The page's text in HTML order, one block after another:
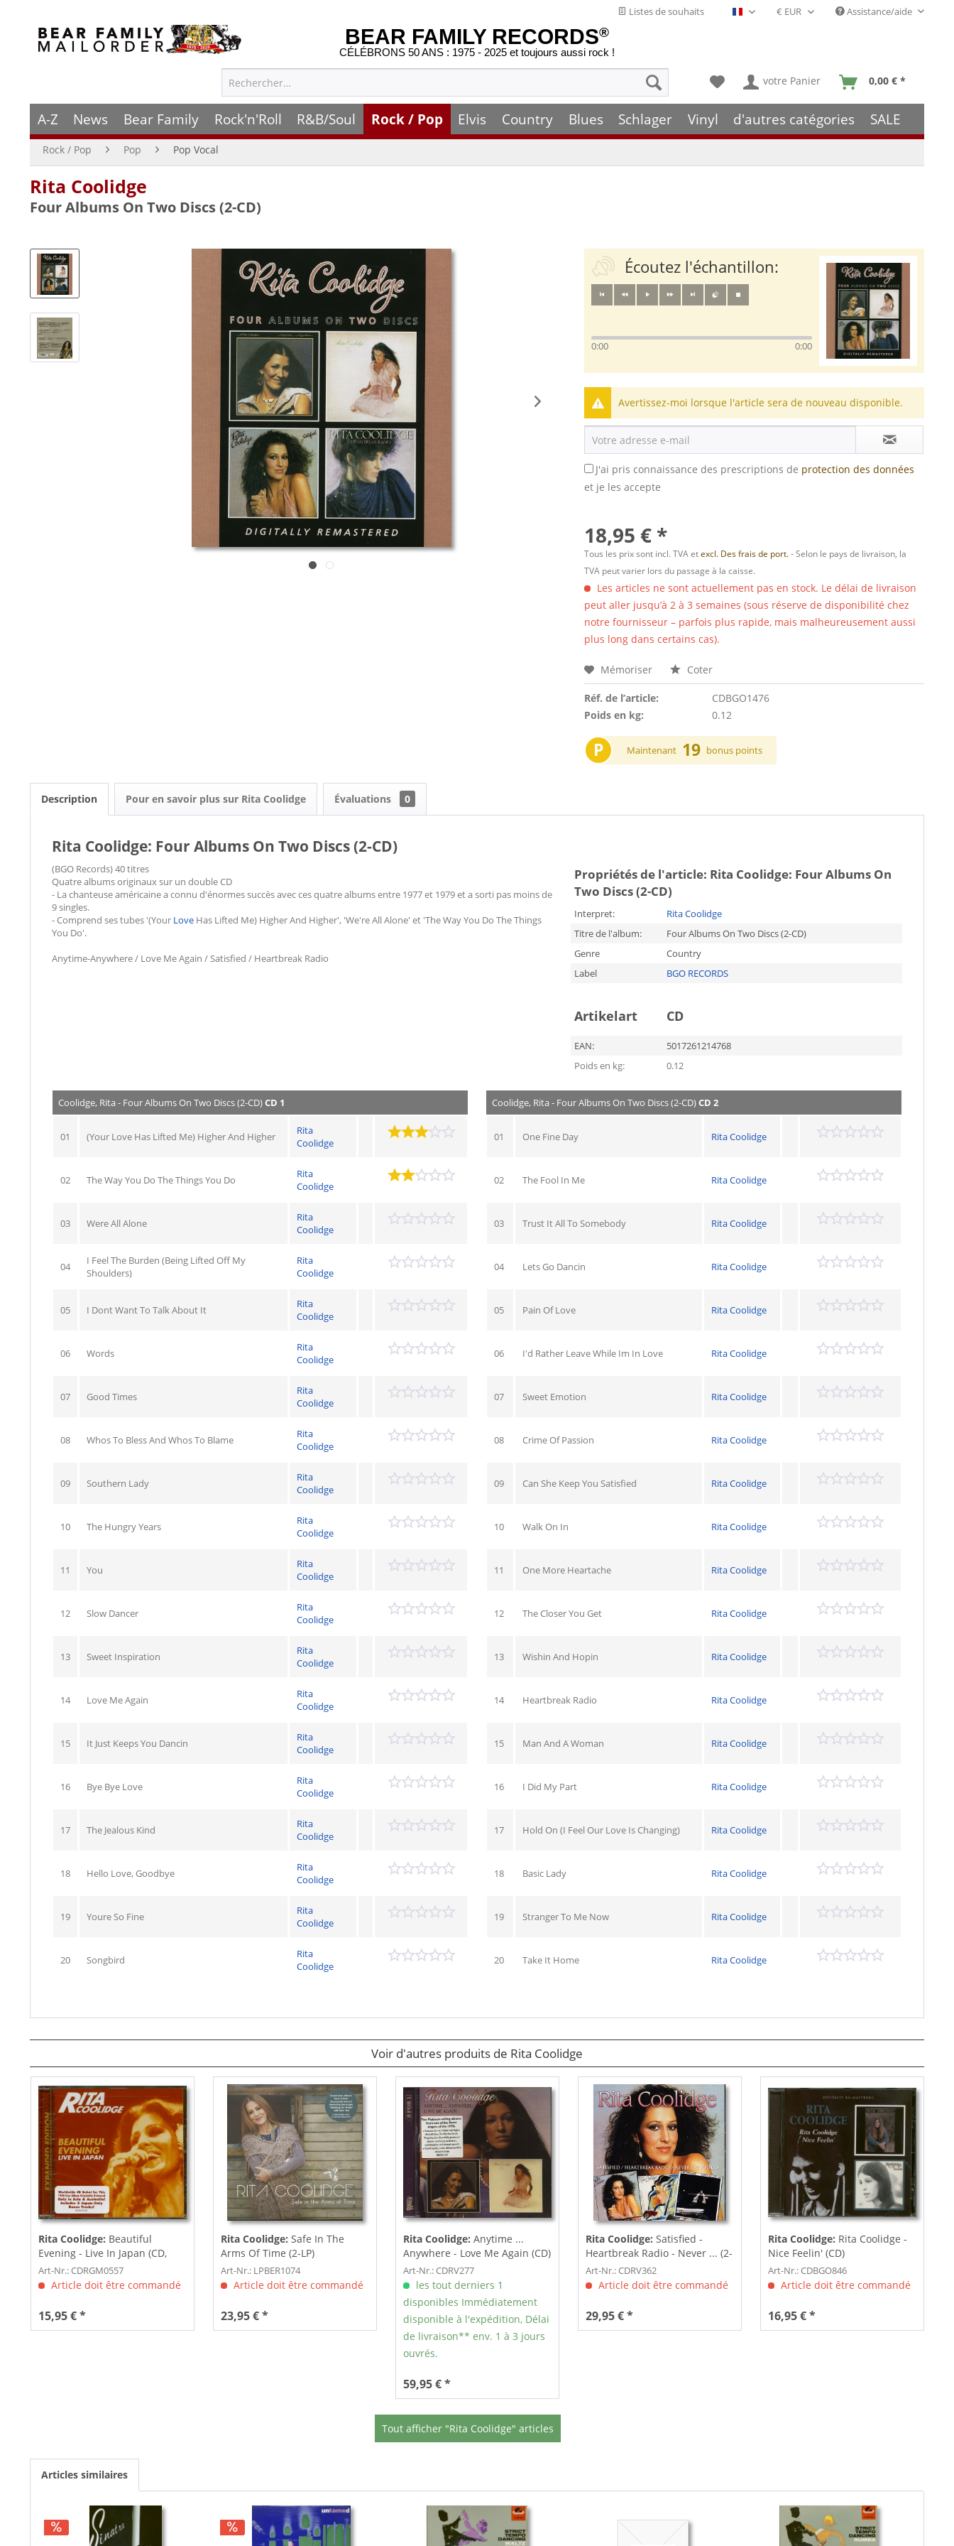
Listes de souhaits Français- FR Assistance/aide
BEAR FAMILY RECORDS®
CÉLÉBRONS 50 ANS : 1975 - 2025 et toujours aussi rock !
votre Panier 0,00 € *
A-Z News Bear Family Rock'n'Roll R&B/Soul Rock / Pop Elvis Country Blues Schlager Vinyl d'autres catégories SALE
Rock / Pop Pop Pop Vocal
Rita Coolidge
Four Albums On Two Discs (2-CD)
Écoutez l'échantillon:
0:00 0:00
Avertissez-moi lorsque l'article sera de nouveau disponible.
J'ai pris connaissance des prescriptions de protection des données
et je les accepte
18,95 € *
Tous les prix sont incl. TVA etexcl. Des frais de port.- Selon le pays de livraison, la
TVA peut varier lors du passage à la caisse.
Les articles ne sont actuellement pas en stock. Le délai de livraison
peut aller jusqu’à 2 à 3 semaines (sous réserve de disponibilité chez
notre fournisseur – parfois plus rapide, mais malheureusement aussi
plus long dans certains cas).
Mémoriser Coter
Réf. de l’article:
CDBGO1476
Poids en kg:
0.12
P Maintenant 19 bonus points
Description Pour en savoir plus sur Rita Coolidge Évaluations 0
Rita Coolidge: Four Albums On Two Discs (2-CD)
(BGO Records) 40 titres
Quatre albums originaux sur un double CD
- La chanteuse américaine a connu d'énormes succès avec ces quatre albums entre 1977 et 1979 et a sorti pas moins de
9 singles.
- Comprend ses tubes '(Your Love Has Lifted Me) Higher And Higher', 'We're All Alone' et 'The Way You Do The Things
You Do'.
Anytime-Anywhere / Love Me Again / Satisfied / Heartbreak Radio
Propriétés de l'article: Rita Coolidge: Four Albums On
Two Discs (2-CD)
Interpret:
Rita Coolidge
Titre de l'album:
Four Albums On Two Discs (2-CD)
Genre
Country
Label
BGO RECORDS
Artikelart CD
EAN:
5017261214768
Poids en kg:
0.12
Coolidge, Rita - Four Albums On Two Discs (2-CD)CD 1
01 (Your Love Has Lifted Me) Higher And Higher
Rita
Coolidge
02 The Way You Do The Things You Do
Rita
Coolidge
03 Were All Alone
Rita
Coolidge
04
I Feel The Burden (Being Lifted Off My
Shoulders)
Rita
Coolidge
05 I Dont Want To Talk About It
Rita
Coolidge
06 Words
Rita
Coolidge
07 Good Times
Rita
Coolidge
08 Whos To Bless And Whos To Blame
Rita
Coolidge
09 Southern Lady
Rita
Coolidge
10 The Hungry Years
Rita
Coolidge
11 You
Rita
Coolidge
12 Slow Dancer
Rita
Coolidge
13 Sweet Inspiration
Rita
Coolidge
14 Love Me Again
Rita
Coolidge
15 It Just Keeps You Dancin
Rita
Coolidge
16 Bye Bye Love
Rita
Coolidge
17 The Jealous Kind
Rita
Coolidge
18 Hello Love, Goodbye
Rita
Coolidge
19 Youre So Fine
Rita
Coolidge
20 Songbird
Rita
Coolidge
Coolidge, Rita - Four Albums On Two Discs (2-CD)CD 2
01 One Fine Day Rita Coolidge
02 The Fool In Me Rita Coolidge
03 Trust It All To Somebody Rita Coolidge
04 Lets Go Dancin Rita Coolidge
05 Pain Of Love Rita Coolidge
06 I'd Rather Leave While Im In Love Rita Coolidge
07 Sweet Emotion Rita Coolidge
08 Crime Of Passion Rita Coolidge
09 Can She Keep You Satisfied Rita Coolidge
10 Walk On In Rita Coolidge
11 One More Heartache Rita Coolidge
12 The Closer You Get Rita Coolidge
13 Wishin And Hopin Rita Coolidge
14 Heartbreak Radio Rita Coolidge
15 Man And A Woman Rita Coolidge
16 I Did My Part Rita Coolidge
17 Hold On (I Feel Our Love Is Changing) Rita Coolidge
18 Basic Lady Rita Coolidge
19 Stranger To Me Now Rita Coolidge
20 Take It Home Rita Coolidge
Voir d'autres produits de Rita Coolidge
Rita Coolidge: Beautiful
Evening - Live In Japan (CD,
Expanded...
Art-Nr.: CDRGM0557
Article doit être commandé
15,95 € *
Rita Coolidge: Safe In The
Arms Of Time (2-LP)
Art-Nr.: LPBER1074
Article doit être commandé
23,95 € *
Rita Coolidge: Anytime ...
Anywhere - Love Me Again (CD)
Art-Nr.: CDRV277
les tout derniers 1
disponibles Immédiatement
disponible à l'expédition, Délai
de livraison** env. 1 à 3 jours
ouvrés.
59,95 € *
Rita Coolidge: Satisfied -
Heartbreak Radio - Never ... (2-
CD)
Art-Nr.: CDRV362
Article doit être commandé
29,95 € *
Rita Coolidge: Rita Coolidge -
Nice Feelin' (CD)
Art-Nr.: CDBGO846
Article doit être commandé
16,95 € *
Tout afficher "Rita Coolidge" articles
Articles similaires